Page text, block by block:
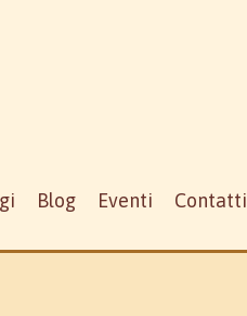
Blog Eventi Contatti